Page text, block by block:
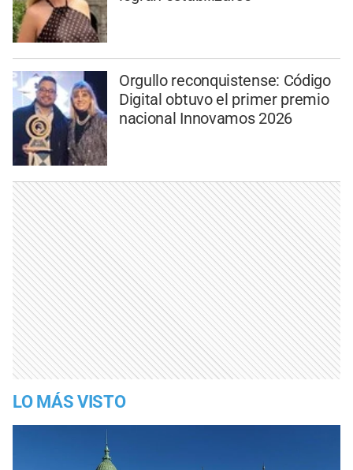
Orgullo reconquistense: Código
Digital obtuvo el primer premio
nacional Innovamos 2026
LO MÁS VISTO